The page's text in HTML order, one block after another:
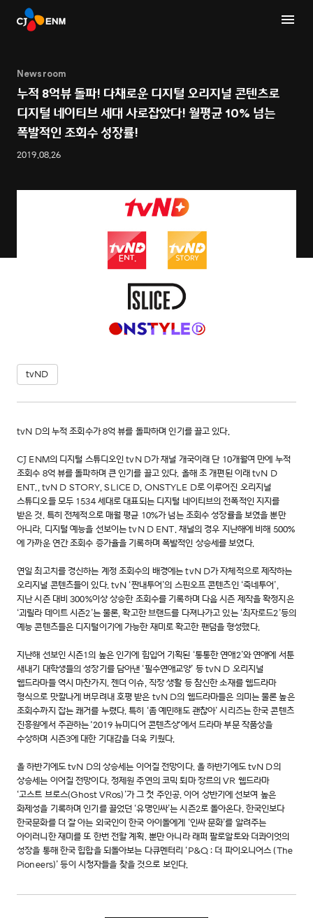
Newsroom
누적 8억뷰 돌파! 다채로운 디지털 오리지널 콘텐츠로
디지털 네이티브 세대 사로잡았다! 월평균 10% 넘는
폭발적인 조회수 성장률!
2019.08.26
tvND
tvN D의 누적 조회수가 8억 뷰를 돌파하며 인기를 끌고 있다.
CJ ENM의 디지털 스튜디오인 tvN D가 채널 개국이래 단 10개월여 만에 누적
조회수 8억 뷰를 돌파하며 큰 인기를 끌고 있다. 올해 초 개편된 이래 tvN D
ENT., tvN D STORY, SLICE D, ONSTYLE D로 이루어진 오리지널
스튜디오들 모두 1534 세대로 대표되는 디지털 네이티브의 전폭적인 지지를
받은 것. 특히 전체적으로 매월 평균 10%가 넘는 조회수 성장률을 보였을 뿐만
아니라, 디지털 예능을 선보이는 tvN D ENT. 채널의 경우 지난해에 비해 500%
에 가까운 연간 조회수 증가율을 기록하며 폭발적인 상승세를 보였다.
연일 최고치를 경신하는 계정 조회수의 배경에는 tvN D가 자체적으로 제작하는
오리지널 콘텐츠들이 있다. tvN ‘짠내투어’의 스핀오프 콘텐츠인 ‘죽네투어’,
지난 시즌 대비 300%이상 상승한 조회수를 기록하며 다음 시즌 제작을 확정지은
‘괴릴라 데이트 시즌2’는 물론, 확고한 브랜드를 다져나가고 있는 ‘최자로드2’등의
예능 콘텐츠들은 디지털이기에 가능한 재미로 확고한 팬덤을 형성했다.
지난해 선보인 시즌1의 높은 인기에 힘입어 기획된 ‘통통한 연애2’와 연애에 서툰
새내기 대학생들의 성장기를 담아낸 ‘필수연애교양’ 등 tvN D 오리지널
웹드라마들 역시 마찬가지. 젠더 이슈, 직장 생활 등 참신한 소재를 웹드라마
형식으로 맛깔나게 버무려내 호평 받은 tvN D의 웹드라마들은 의미는 물론 높은
조회수까지 잡는 쾌거를 누렸다. 특히 ‘좀 예민해도 괜찮아’ 시리즈는 한국 콘텐츠
진흥원에서 주관하는 '2019 뉴미디어 콘텐츠상'에서 드라마 부문 작품상을
수상하며 시즌3에 대한 기대감을 더욱 키웠다.
올 하반기에도 tvN D의 상승세는 이어질 전망이다. 올 하반기에도 tvN D의
상승세는 이어질 전망이다. 정제원 주연의 코믹 퇴마 장르의 VR 웹드라마
‘고스트 브로스(Ghost VRos)’가 그 첫 주인공. 이어 상반기에 선보여 높은
화제성을 기록하며 인기를 끌었던 ‘유명인싸’는 시즌2로 돌아온다. 한국인보다
한국문화를 더 잘 아는 외국인이 한국 아이돌에게 ‘인싸 문화’를 알려주는
아이러니한 재미를 또 한번 전할 계획. 뿐만 아니라 래퍼 팔로알토와 더콰이엇의
성장을 통해 한국 힙합을 되돌아보는 다큐멘터리 ‘P&Q : 더 파이오니어스 (The
Pioneers)’ 등이 시청자들을 찾을 것으로 보인다.